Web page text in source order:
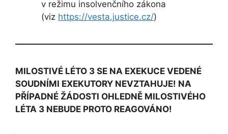
v režimu insolvenčního zákona
(viz https://vesta.justice.cz/)
MILOSTIVÉ LÉTO 3 SE NA EXEKUCE VEDENÉ
SOUDNÍMI EXEKUTORY NEVZTAHUJE! NA
PŘÍPADNÉ ŽÁDOSTI OHLEDNĚ MILOSTIVÉHO
LÉTA 3 NEBUDE PROTO REAGOVÁNO!